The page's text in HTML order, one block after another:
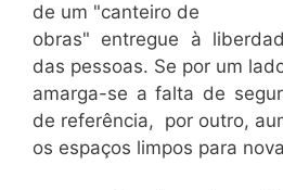
de um "canteiro de
obras" entregue à
das pessoas. Se por um
amarga-se a falta de
de referência, por outro,
os espaços limpos para